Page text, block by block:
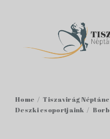
Home Tiszavirág
Deszki csoportjaink